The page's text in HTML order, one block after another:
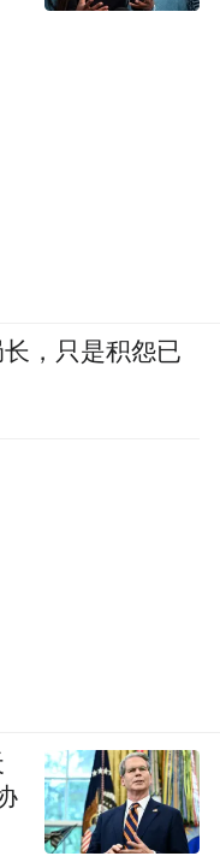
，只是积怨已